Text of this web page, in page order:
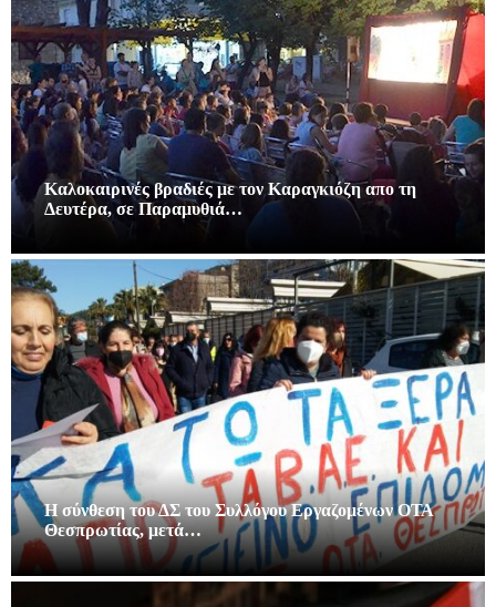
Καλοκαιρινές βραδιές με τον Καραγκιόζη απο τη
Δευτέρα, σε Παραμυθιά…
Η σύνθεση του ΔΣ του Συλλόγου Εργαζομένων ΟΤΑ
Θεσπρωτίας, μετά…